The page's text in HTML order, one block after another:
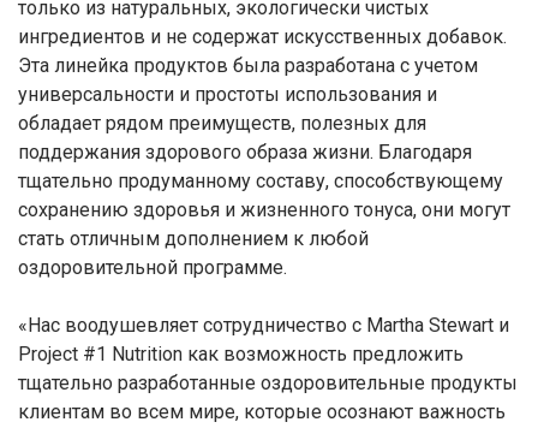
только из натуральных, экологически чистых
ингредиентов и не содержат искусственных добавок.
Эта линейка продуктов была разработана с учетом
универсальности и простоты использования и
обладает рядом преимуществ, полезных для
поддержания здорового образа жизни. Благодаря
тщательно продуманному составу, способствующему
сохранению здоровья и жизненного тонуса, они могут
стать отличным дополнением к любой
оздоровительной программе.
«Нас воодушевляет сотрудничество с Martha Stewart и
Project #1 Nutrition как возможность предложить
тщательно разработанные оздоровительные продукты
клиентам во всем мире, которые осознают важность